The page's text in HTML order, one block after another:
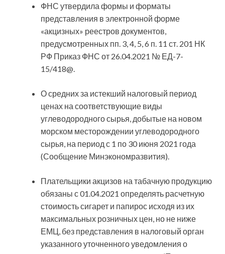
ФНС утвердила формы и форматы
представления в электронной форме
«акцизных» реестров документов,
предусмотренных пп. 3, 4, 5, 6 п. 11 ст. 201 НК
РФ Приказ ФНС от 26.04.2021 № ЕД-7-
15/418@.
О средних за истекший налоговый период
ценах на соответствующие виды
углеводородного сырья, добытые на новом
морском месторождении углеводородного
сырья, на период с 1 по 30 июня 2021 года
(Сообщение Минэкономразвития).
Плательщики акцизов на табачную продукцию
обязаны с 01.04.2021 определять расчетную
стоимость сигарет и папирос исходя из их
максимальных розничных цен, но не ниже
ЕМЦ, без представления в налоговый орган
указанного уточненного уведомления о